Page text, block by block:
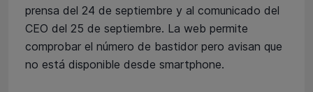
prensa del 24 de septiembre y al comunicado del
CEO del 25 de septiembre. La web permite
comprobar el número de bastidor pero avisan que
no está disponible desde smartphone.